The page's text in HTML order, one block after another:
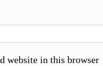
website in this browser